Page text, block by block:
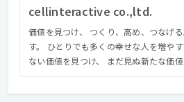
cellinteractive co.,ltd.
価値を見つけ、 つくり、高め、つなげ
す。 ひとりでも多くの幸せな人を増やすために、 誰も気づいてい
ない価値を見つけ、 まだ見ぬ新たな価